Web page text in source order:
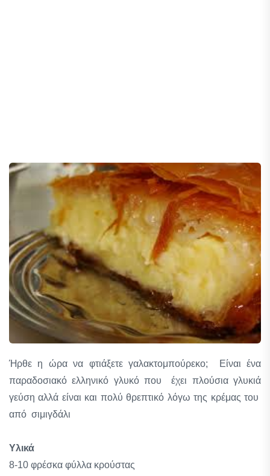
Ήρθε η ώρα να φτιάξετε γαλακτομπούρεκο; Είναι ένα
παραδοσιακό ελληνικό γλυκό που έχει πλούσια γλυκιά
γεύση αλλά είναι και πολύ θρεπτικό λόγω της κρέμας του
από σιμιγδάλι
Υλικά
8-10 φρέσκα φύλλα κρούστας